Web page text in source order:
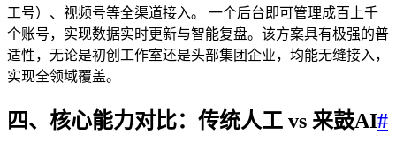
工号）、视频号等全渠道接入。 一个后台即可管理成百上千
个账号，实现数据实时更新与智能复盘。该方案具有极强的普
适性，无论是初创工作室还是头部集团企业，均能无缝接入，
实现全领域覆盖。
四、核心能力对比：传统人工 vs 来鼓AI#